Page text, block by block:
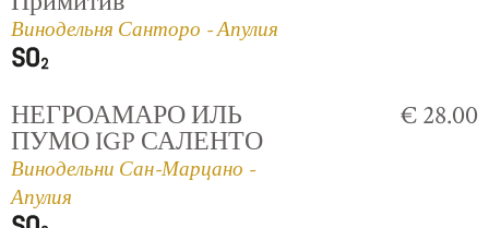
Винодельня Санторо - Апулия
НЕГРОАМАРО ИЛЬ
ПУМО IGP САЛЕНТО
Винодельни Сан-Марцано -
Апулия
€ 28.00